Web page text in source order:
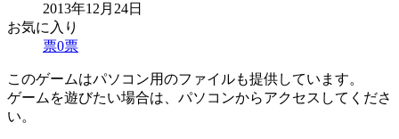
2013年12月24日
お気に入り
票0票
このゲームはパソコン用のファイルも提供しています。
ゲームを遊びたい場合は、パソコンからアクセスしてくださ
い。